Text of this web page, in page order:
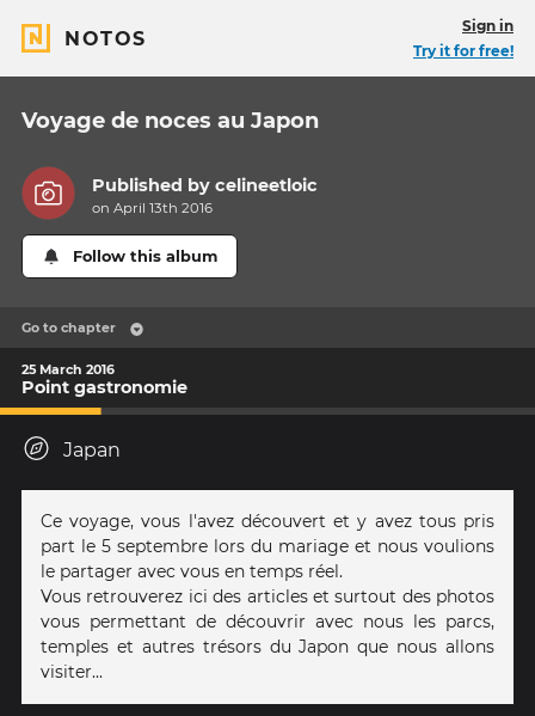
NOTOS
Sign in
Try it for free!
Voyage de noces au Japon
Published bycelineetloic
on April 13th 2016
Follow this album
Go to chapter
25 March 2016
Point gastronomie
Japan
Ce voyage, vous l'avez découvert et y avez tous pris
part le 5 septembre lors du mariage et nous voulions
le partager avec vous en temps réel.
Vous retrouverez ici des articles et surtout des photos
vous permettant de découvrir avec nous les parcs,
temples et autres trésors du Japon que nous allons
visiter...